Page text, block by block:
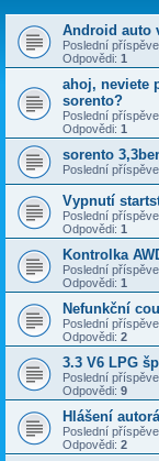
Android auto
Poslední
Odpovědi: 1
ahoj, neviete
sorento?
Poslední
Odpovědi: 1
sorento
Poslední
Vypnutí
Poslední
Odpovědi: 1
Kontrolka
Poslední
Odpovědi: 1
Nefunkční
Poslední
Odpovědi: 2
3.3 V6 LPG
Poslední
Odpovědi: 9
Hlášení
Poslední
Odpovědi: 2